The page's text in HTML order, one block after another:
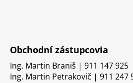
Obchodní zástupcovia
Ing. Martin Braniš | 911 147 925
Ing. Martin Petrakovič | 911 247